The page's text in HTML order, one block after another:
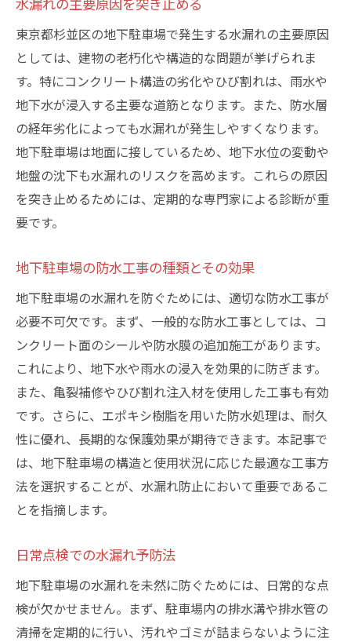
東京都杉並区の地下駐車場で発生する水漏れの主要原因
としては、建物の老朽化や構造的な問題が挙げられま
す。特にコンクリート構造の劣化やひび割れは、雨水や
地下水が浸入する主要な道筋となります。また、防水層
の経年劣化によっても水漏れが発生しやすくなります。
地下駐車場は地面に接しているため、地下水位の変動や
地盤の沈下も水漏れのリスクを高めます。これらの原因
を突き止めるためには、定期的な専門家による診断が重
要です。
地下駐車場の防水工事の種類とその効果
地下駐車場の水漏れを防ぐためには、適切な防水工事が
必要不可欠です。まず、一般的な防水工事としては、コ
ンクリート面のシールや防水膜の追加施工があります。
これにより、地下水や雨水の浸入を効果的に防ぎます。
また、亀裂補修やひび割れ注入材を使用した工事も有効
です。さらに、エポキシ樹脂を用いた防水処理は、耐久
性に優れ、長期的な保護効果が期待できます。本記事で
は、地下駐車場の構造と使用状況に応じた最適な工事方
法を選択することが、水漏れ防止において重要であるこ
とを指摘します。
日常点検での水漏れ予防法
地下駐車場の水漏れを未然に防ぐためには、日常的な点
検が欠かせません。まず、駐車場内の排水溝や排水管の
清掃を定期的に行い、汚れやゴミが詰まらないように注